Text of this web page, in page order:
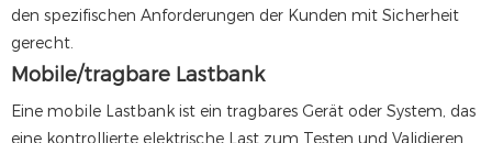
den spezifischen Anforderungen der Kunden mit Sicherheit
gerecht.
Mobile/tragbare Lastbank
Eine mobile Lastbank ist ein tragbares Gerät oder System, das
eine kontrollierte elektrische Last zum Testen und Validieren